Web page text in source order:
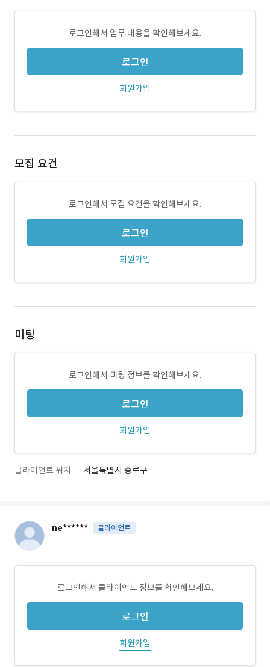
로그인해서 업무 내용을 확인해보세요.
로그인
회원가입
모집 요건
로그인해서 모집 요건을 확인해보세요.
로그인
회원가입
미팅
로그인해서 미팅 정보를 확인해보세요.
로그인
회원가입
클라이언트 위치 서울특별시 종로구
ne****** 클라이언트
로그인해서 클라이언트 정보를 확인해보세요.
로그인
회원가입